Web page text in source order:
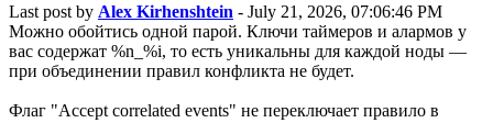
Last post by Alex Kirhenshtein - July 21, 2026, 07:06:46 PM
Можно обойтись одной парой. Ключи таймеров и алармов у
вас содержат %n_%i, то есть уникальны для каждой ноды —
при объединении правил конфликта не будет.
Флаг "Accept correlated events" не переключает правило в